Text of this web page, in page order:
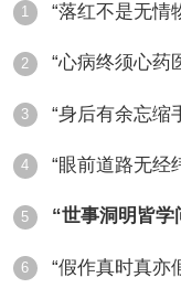
冬笋和鸡汤等
黄、绿各色菜,
细嫩,汤头辣香,
小桃园煨汤的主
1 “落红不是无情
2 “心病终须心药
3 “身后有余忘缩
4 “眼前道路无经
5 “世事洞明皆
6 “假作真时真亦